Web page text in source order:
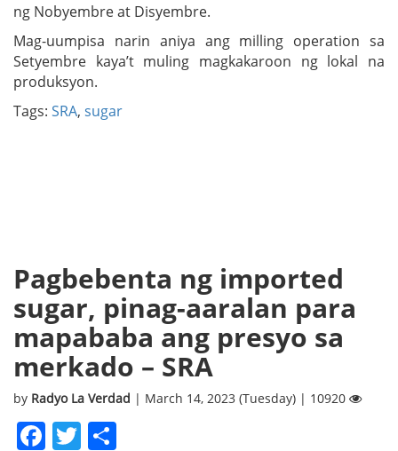
ng Nobyembre at Disyembre.
Mag-uumpisa narin aniya ang milling operation sa
Setyembre kaya’t muling magkakaroon ng lokal na
produksyon.
Tags: SRA, sugar
Pagbebenta ng imported
sugar, pinag-aaralan para
mapababa ang presyo sa
merkado – SRA
by Radyo La Verdad | March 14, 2023 (Tuesday) | 10920
Facebook
Twitter